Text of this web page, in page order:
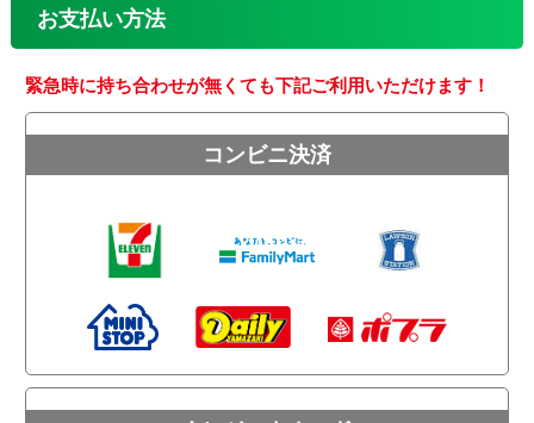
お支払い方法
緊急時に持ち合わせが無くても下記ご利用いただけます！
コンビニ決済